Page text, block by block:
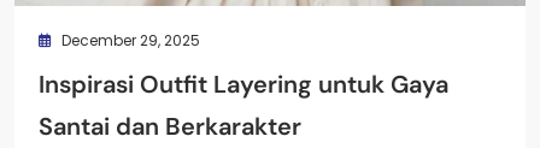
December 29, 2025
Inspirasi Outfit Layering untuk Gaya
Santai dan Berkarakter